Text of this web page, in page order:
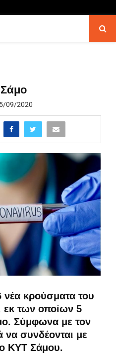
09/2020
νέα κρούσματα του
εκ των οποίων 5
Σύμφωνα με τον
συνδέονται με
ΚΥΤ Σάμου.